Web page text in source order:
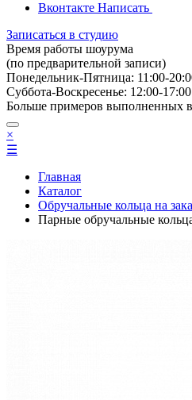
Вконтакте Написать
Записаться в студию
Время работы шоурума
(по предварительной записи)
Понедельник-Пятница: 11:00-
Суббота-Bоcкресенье: 12:00-17:00
Больше примеров выполненных
×
☰
Главная
Каталог
Обручальные кольца на
Парные обручальные